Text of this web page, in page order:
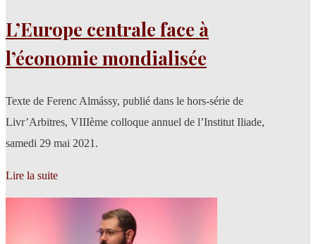
L’Europe centrale face à
l’économie mondialisée
Texte de Ferenc Almássy, publié dans le hors-série de
Livr’Arbitres, VIIIème colloque annuel de l’Institut Iliade,
samedi 29 mai 2021.
Lire la suite